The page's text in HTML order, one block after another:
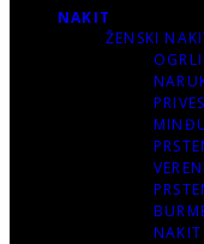
NAKIT
ŽENSKI